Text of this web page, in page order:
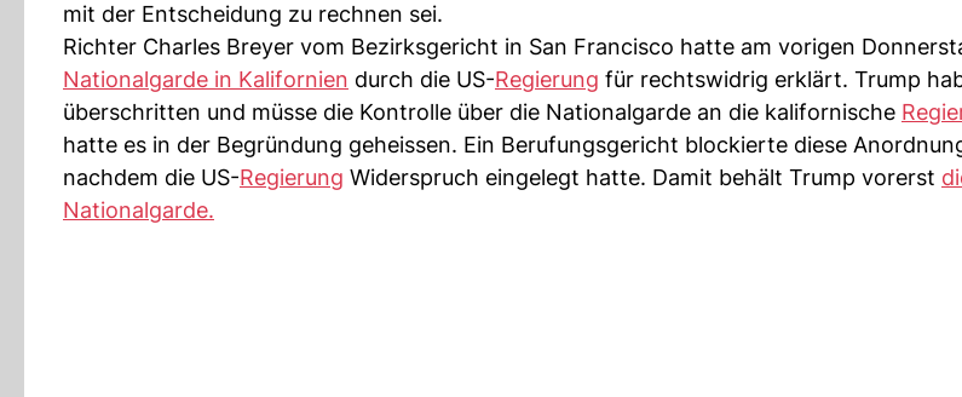
mit der Entscheidung zu rechnen sei.
Richter Charles Breyer vom Bezirksgericht in San Francisco hatte am vorigen
Nationalgarde in Kalifornien durch die US-Regierung für rechtswidrig erklärt. Trump
überschritten und müsse die Kontrolle über die Nationalgarde an die kalifornische
hatte es in der Begründung geheissen. Ein Berufungsgericht blockierte diese
nachdem die US-Regierung Widerspruch eingelegt hatte. Damit behält Trump vorerst
Nationalgarde.